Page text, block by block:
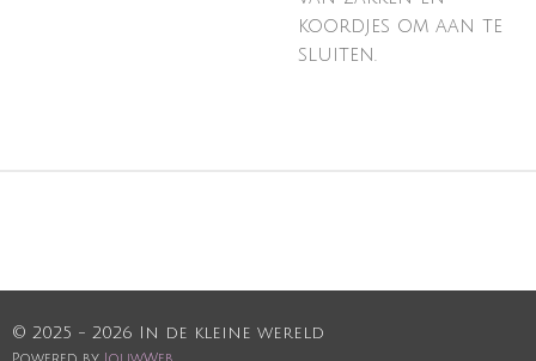
koordjes om aan te
sluiten.
© 2025 - 2026 In de kleine wereld